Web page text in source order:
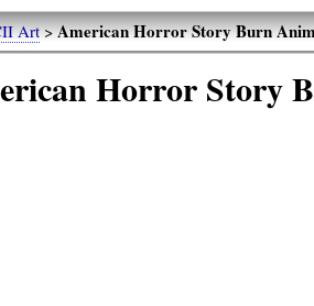
Art>American Horror Story Burn
Horror Story